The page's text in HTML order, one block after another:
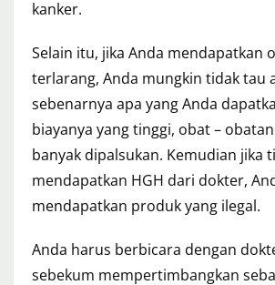
kanker.
Selain itu, jika Anda mendapatkan
terlarang, Anda mungkin tidak tau
sebenarnya apa yang Anda
biayanya yang tinggi, obat –
banyak dipalsukan. Kemudian jika
mendapatkan HGH dari dokter,
mendapatkan produk yang ilegal.
Anda harus berbicara dengan
sebekum mempertimbangkan